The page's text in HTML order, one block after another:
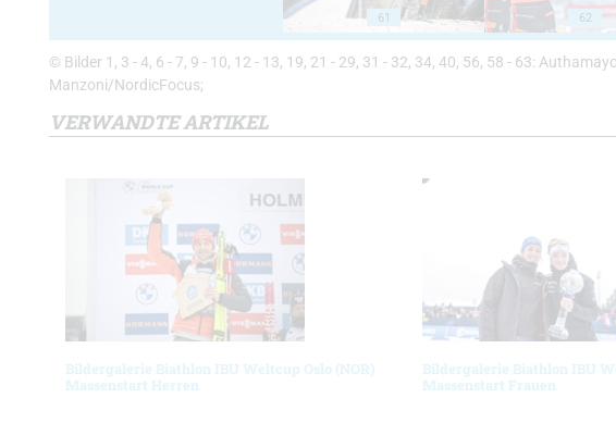
61 62
© Bilder 1, 3 - 4, 6 - 7, 9 - 10, 12 - 13, 19, 21 - 29, 31 - 32, 34, 40, 56, 58 - 63:
Manzoni/NordicFocus;
VERWANDTE ARTIKEL
Bildergalerie Biathlon IBU Weltcup Oslo (NOR)
Massenstart Herren
Bildergalerie Biathlon IBU
Massenstart Frauen